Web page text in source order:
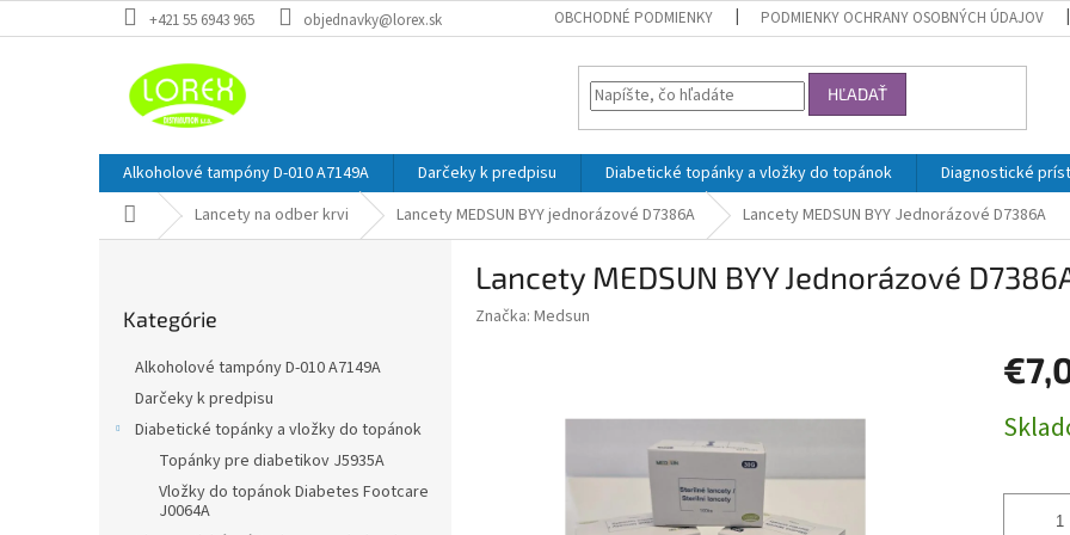
na
+421 55 6943 965 objednavky@lorex.sk OBCHODNÉ PODMIENKY PODMIENKY OCHRANY OSOBNÝCH ÚDAJOV
HĽADAŤ
Alkoholové tampóny D-010 A7149A Darčeky k predpisu Diabetické topánky a vložky do topánok Diagnostické
DomovLancety na odber krvi Lancety MEDSUN BYY jednorázové D7386A Lancety MEDSUN BYY Jednorázové D7386A
kategórie
Kategórie
Alkoholové tampóny D-010 A7149A
Darčeky k predpisu
Diabetické topánky a vložky do topánok
Topánky pre diabetikov J5935A
Vložky do topánok Diabetes Footcare
J0064A
Lancety MEDSUN BYY Jednorázové
Značka: Medsun
cena: